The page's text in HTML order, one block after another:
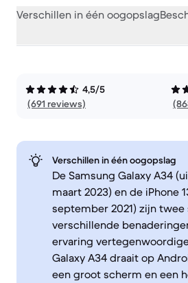
Verschillen in één oogopslag
4,5/5
(691 reviews)
Verschillen in één oogopslag
De Samsung Galaxy A34
maart 2023) en de iPhone
september 2021) zijn
verschillende
ervaring
Galaxy A34 draait op
een groot scherm en een